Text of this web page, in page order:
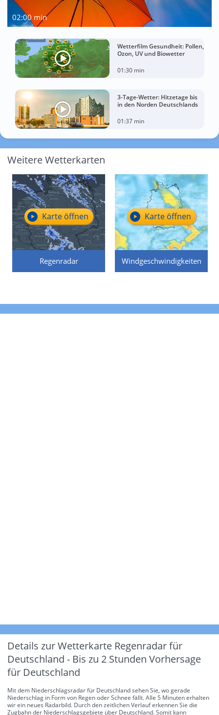
02:00 min
Wetterfilm Gesundheit: Pollen,
Ozon, UV und Biowetter
01:30 min
3-Tage-Wetter: Hitzetage bis
in den Norden Deutschlands
01:37 min
Weitere Wetterkarten
Regenradar
Karte öffnen
Windgeschwindigkeiten
Karte öffnen
Details zur Wetterkarte Regenradar für
Deutschland - Bis zu 2 Stunden Vorhersage
für Deutschland
Mit dem Niederschlagsradar für Deutschland sehen Sie, wo gerade
Niederschlag in Form von Regen oder Schnee fällt. Alle 5 Minuten erhalten
wir ein neues Radarbild. Durch den zeitlichen Verlauf erkennen Sie die
Zugbahn der Niederschlagsgebiete über Deutschland. Somit kann